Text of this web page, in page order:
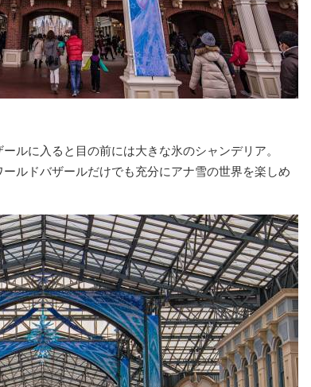
ルに入ると目の前には大きな氷のシャンデリア。
ルドバザールだけでも充分にアナ雪の世界を楽しめ